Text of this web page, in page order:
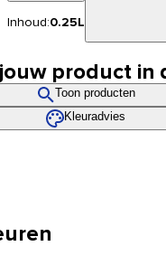
Inhoud:0.25L
product in
Toon producten
Kleuradvies